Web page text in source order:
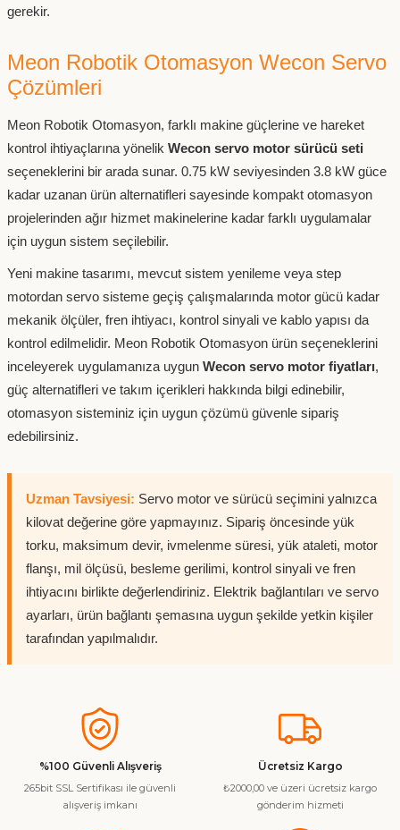
gerekir.
Meon Robotik Otomasyon Wecon Servo
Çözümleri
Meon Robotik Otomasyon, farklı makine güçlerine ve hareket
kontrol ihtiyaçlarına yönelik Wecon servo motor sürücü seti
seçeneklerini bir arada sunar. 0.75 kW seviyesinden 3.8 kW güce
kadar uzanan ürün alternatifleri sayesinde kompakt otomasyon
projelerinden ağır hizmet makinelerine kadar farklı uygulamalar
için uygun sistem seçilebilir.
Yeni makine tasarımı, mevcut sistem yenileme veya step
motordan servo sisteme geçiş çalışmalarında motor gücü kadar
mekanik ölçüler, fren ihtiyacı, kontrol sinyali ve kablo yapısı da
kontrol edilmelidir. Meon Robotik Otomasyon ürün seçeneklerini
inceleyerek uygulamanıza uygun Wecon servo motor fiyatları,
güç alternatifleri ve takım içerikleri hakkında bilgi edinebilir,
otomasyon sisteminiz için uygun çözümü güvenle sipariş
edebilirsiniz.
Uzman Tavsiyesi: Servo motor ve sürücü seçimini yalnızca
kilovat değerine göre yapmayınız. Sipariş öncesinde yük
torku, maksimum devir, ivmelenme süresi, yük ataleti, motor
flanşı, mil ölçüsü, besleme gerilimi, kontrol sinyali ve fren
ihtiyacını birlikte değerlendiriniz. Elektrik bağlantıları ve servo
ayarları, ürün bağlantı şemasına uygun şekilde yetkin kişiler
tarafından yapılmalıdır.
%100 Güvenli Alışveriş
265bit SSL Sertifikası ile güvenli
alışveriş imkanı
Ücretsiz Kargo
₺2000,00 ve üzeri ücretsiz kargo
gönderim hizmeti